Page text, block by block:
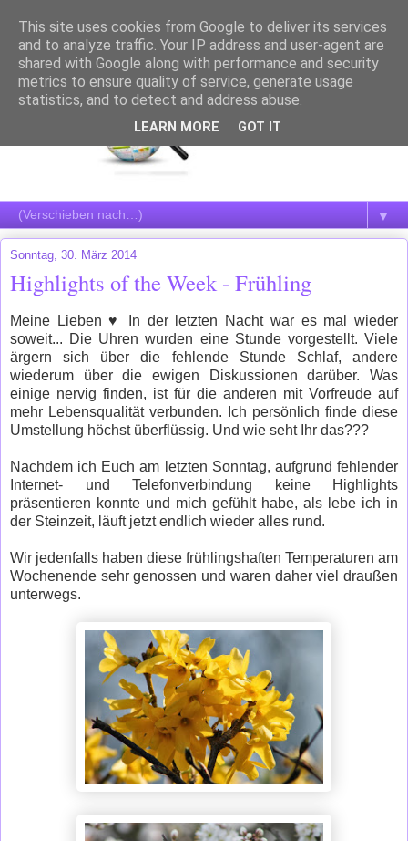
▼
Sonntag, 30. März 2014
Highlights of the Week - Frühling
Meine Lieben♥ In der letzten Nacht war es mal wieder
soweit... Die Uhren wurden eine Stunde vorgestellt. Viele
ärgern sich über die fehlende Stunde Schlaf, andere
wiederum über die ewigen Diskussionen darüber. Was
einige nervig finden, ist für die anderen mit Vorfreude auf
mehr Lebensqualität verbunden. Ich persönlich finde diese
Umstellung höchst überflüssig. Und wie seht Ihr das???
Nachdem ich Euch am letzten Sonntag, aufgrund fehlender
Internet- und Telefonverbindung keine Highlights
präsentieren konnte und mich gefühlt habe, als lebe ich in
der Steinzeit, läuft jetzt endlich wieder alles rund.
Wir jedenfalls haben diese frühlingshaften Temperaturen am
Wochenende sehr genossen und waren daher viel draußen
unterwegs.
This site uses cookies from Google to deliver its services
and to analyze traffic. Your IP address and user-agent are
shared with Google along with performance and security
metrics to ensure quality of service, generate usage
statistics, and to detect and address abuse.
LEARN MORE GOT IT